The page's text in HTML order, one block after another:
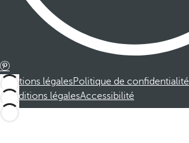
Mentions légalesPolitique de confidentialité
Conditions légalesAccessibilité